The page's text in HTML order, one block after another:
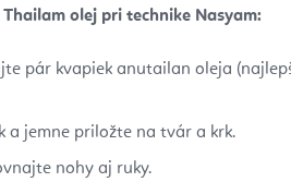
olej pri technike Nasyam:
pár kvapiek anutailan oleja
a jemne priložte na tvár a krk.
nohy aj ruky.